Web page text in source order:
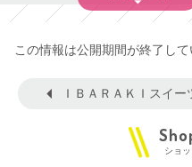
この情報は公開期間が終了して
ＩＢＡＲＡＫＩスイ
ショ